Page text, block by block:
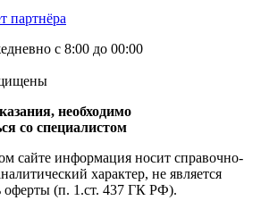
партнёра
с 8:00 до 00:00
необходимо
со специалистом
сайте информация носит справочно-
характер, не является
оферты (п. 1.ст. 437 ГК РФ).